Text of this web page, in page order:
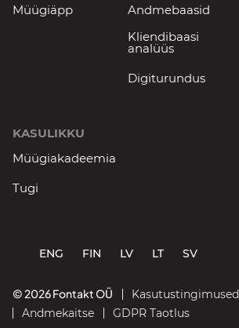
Müügiäpp
Andmebaasid
Kliendibaasi
analüüs
Digiturundus
KASULIKKU
Müügiakadeemia
Tugi
ENG FIN LV LT SV
© 2026 Fontakt OÜ
Kasutustingimused
Andmekaitse
GDPR Taotlus